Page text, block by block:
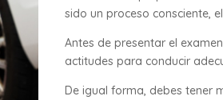
sido un proceso consciente,
Antes de presentar el
actitudes para conducir
De igual forma, debes tener